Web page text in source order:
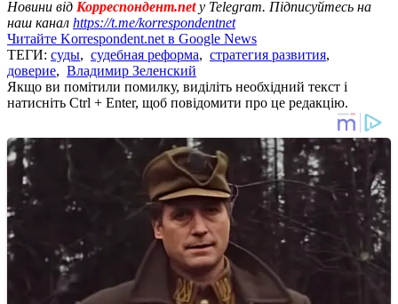
Новини від Корреспондент.netу Telegram. Підписуйтесь на
наш канал https://t.me/korrespondentnet
Читайте Korrespondent.net в Google News
ТЕГИ: суды, судебная реформа, стратегия развития,
доверие, Владимир Зеленский
Якщо ви помітили помилку, виділіть необхідний текст і
натисніть Ctrl + Enter, щоб повідомити про це редакцію.